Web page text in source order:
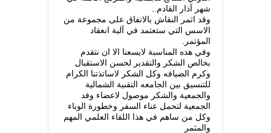
شهر آذار القادم..
وقد اثمر النقاش بالاتفاق على مجموعة من
الاسس التي ستعتمد في آلية انعقاد
المؤتمر.
وفي هذه المناسبة لايسعنا الا ان نتقدم
بخالص الشكر والتقدير لحسن الاستقبال
وكرم الضيافه وكل الشكر لاساتذتنا الكرام
للتنسيق بين الجامعه التقنية الشمالية
والجمعية والشكر موصول لاعضاء وفد
الجمعية لتحمل عناء السفر وخطورة الوباء
وكل من ساهم في هذا اللقاء العلمي المهم
والمثمر